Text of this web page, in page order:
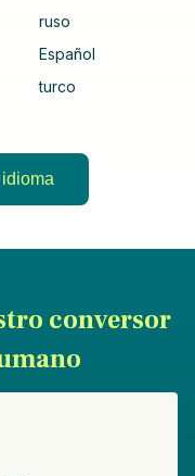
ruso
Español
turco
conversor